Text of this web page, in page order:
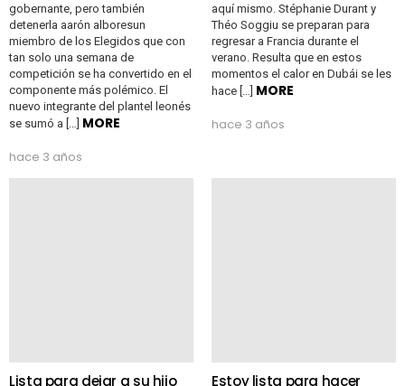
gobernante, pero también
detenerla aarón alboresun
miembro de los Elegidos que con
tan solo una semana de
competición se ha convertido en el
componente más polémico. El
nuevo integrante del plantel leonés
se sumó a […] MORE
hace 3 años
aquí mismo. Stéphanie Durant y
Théo Soggiu se preparan para
regresar a Francia durante el
verano. Resulta que en estos
momentos el calor en Dubái se les
hace […] MORE
hace 3 años
Lista para dejar a su hijo
Estoy lista para hacer